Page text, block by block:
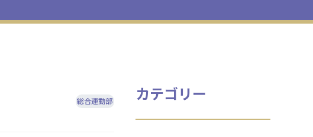
総合運動部 カテゴリー